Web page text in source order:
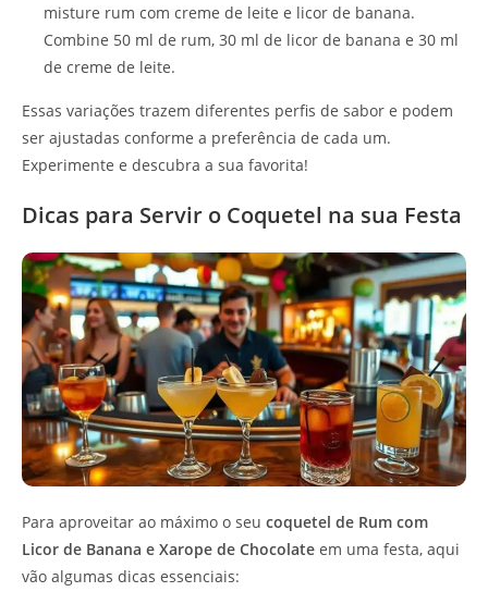
misture rum com creme de leite e licor de banana.
Combine 50 ml de rum, 30 ml de licor de banana e 30 ml
de creme de leite.
Essas variações trazem diferentes perfis de sabor e podem
ser ajustadas conforme a preferência de cada um.
Experimente e descubra a sua favorita!
Dicas para Servir o Coquetel na sua Festa
Para aproveitar ao máximo o seu coquetel de Rum com
Licor de Banana e Xarope de Chocolate em uma festa, aqui
vão algumas dicas essenciais: